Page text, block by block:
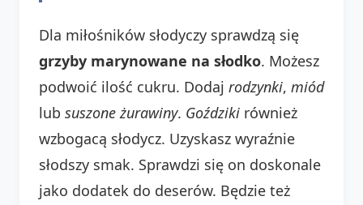
Dla miłośników słodyczy sprawdzą się
grzyby marynowane na słodko. Możesz
podwoić ilość cukru. Dodaj rodzynki, miód
lub suszone żurawiny. Goździki również
wzbogacą słodycz. Uzyskasz wyraźnie
słodszy smak. Sprawdzi się on doskonale
jako dodatek do deserów. Będzie też